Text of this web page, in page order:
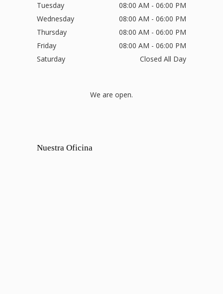
Tuesday
08:00 AM - 06:00 PM
Wednesday
08:00 AM - 06:00 PM
Thursday
08:00 AM - 06:00 PM
Friday
08:00 AM - 06:00 PM
Saturday
Closed All Day
We are open.
Nuestra Oficina